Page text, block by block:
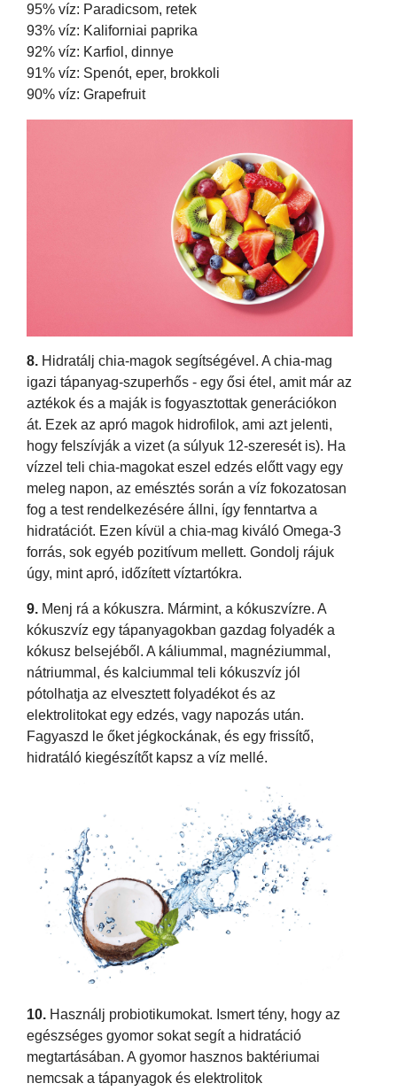
95% víz: Paradicsom, retek
93% víz: Kaliforniai paprika
92% víz: Karfiol, dinnye
91% víz: Spenót, eper, brokkoli
90% víz: Grapefruit
8. Hidratálj chia-magok segítségével. A chia-mag
igazi tápanyag-szuperhős - egy ősi étel, amit már az
aztékok és a maják is fogyasztottak generációkon
át. Ezek az apró magok hidrofilok, ami azt jelenti,
hogy felszívják a vizet (a súlyuk 12-szeresét is). Ha
vízzel teli chia-magokat eszel edzés előtt vagy egy
meleg napon, az emésztés során a víz fokozatosan
fog a test rendelkezésére állni, így fenntartva a
hidratációt. Ezen kívül a chia-mag kiváló Omega-3
forrás, sok egyéb pozitívum mellett. Gondolj rájuk
úgy, mint apró, időzített víztartókra.
9. Menj rá a kókuszra. Mármint, a kókuszvízre. A
kókuszvíz egy tápanyagokban gazdag folyadék a
kókusz belsejéből. A káliummal, magnéziummal,
nátriummal, és kalciummal teli kókuszvíz jól
pótolhatja az elvesztett folyadékot és az
elektrolitokat egy edzés, vagy napozás után.
Fagyaszd le őket jégkockának, és egy frissítő,
hidratáló kiegészítőt kapsz a víz mellé.
10. Használj probiotikumokat. Ismert tény, hogy az
egészséges gyomor sokat segít a hidratáció
megtartásában. A gyomor hasznos baktériumai
nemcsak a tápanyagok és elektrolitok